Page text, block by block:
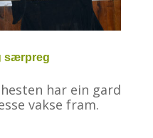
særpreg
har ein gard
vakse fram.